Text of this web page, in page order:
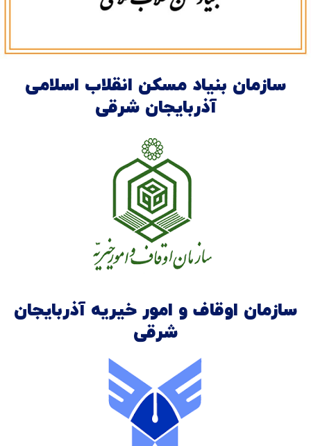
سازمان بنیاد مسکن انقلاب اسلامی
آذربایجان شرقی
سازمان اوقاف و امور خیریه آذربایجان
شرقی